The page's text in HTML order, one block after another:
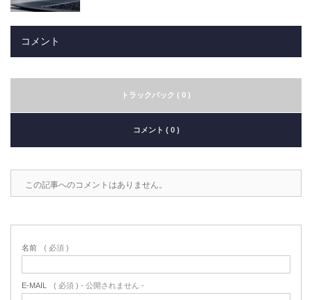
コメント
トラックバック ( 0 )
コメント ( 0 )
この記事へのコメントはありません。
名前 ( 必須 )
E-MAIL ( 必須 ) - 公開されません -